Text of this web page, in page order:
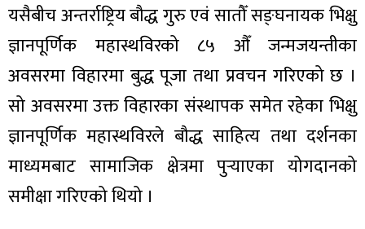
यसैबीच अन्तर्राष्ट्रिय बौद्ध गुरु एवं सातौँ सङ्घनायक भिक्षु
ज्ञानपूर्णिक महास्थविरको ८५ औँ जन्मजयन्तीका
अवसरमा विहारमा बुद्ध पूजा तथा प्रवचन गरिएको छ ।
सो अवसरमा उक्त विहारका संस्थापक समेत रहेका भिक्षु
ज्ञानपूर्णिक महास्थविरले बौद्ध साहित्य तथा दर्शनका
माध्यमबाट सामाजिक क्षेत्रमा पुर्‍याएका योगदानको
समीक्षा गरिएको थियो ।